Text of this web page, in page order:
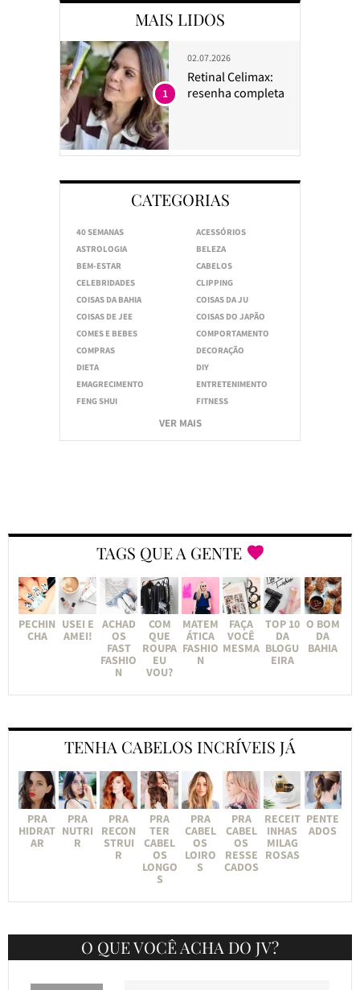
MAIS LIDOS
02.07.2026
Retinal Celimax:
resenha completa
1
CATEGORIAS
40 SEMANAS
ACESSÓRIOS
ASTROLOGIA
BELEZA
BEM-ESTAR
CABELOS
CELEBRIDADES
CLIPPING
COISAS DA BAHIA
COISAS DA JU
COISAS DE JEE
COISAS DO JAPÃO
COMES E BEBES
COMPORTAMENTO
COMPRAS
DECORAÇÃO
DIETA
DIY
EMAGRECIMENTO
ENTRETENIMENTO
FENG SHUI
FITNESS
VER MAIS
TAGS QUE A GENTE
PECHIN
CHA
USEI E
AMEI!
ACHAD
OS
FAST
FASHIO
N
COM
QUE
ROUPA
EU
VOU?
MATEM
ÁTICA
FASHIO
N
FAÇA
VOCÊ
MESMA
TOP 10
DA
BLOGU
EIRA
O BOM
DA
BAHIA
TENHA CABELOS INCRÍVEIS JÁ
PRA
HIDRAT
AR
PRA
NUTRI
R
PRA
RECON
STRUI
R
PRA
TER
CABEL
OS
LONGO
S
PRA
CABEL
OS
LOIRO
S
PRA
CABEL
OS
RESSE
CADOS
RECEIT
INHAS
MILAG
ROSAS
PENTE
ADOS
O QUE VOCÊ ACHA DO JV?